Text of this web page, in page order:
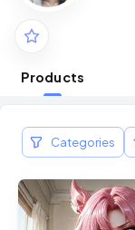
Products
Categories